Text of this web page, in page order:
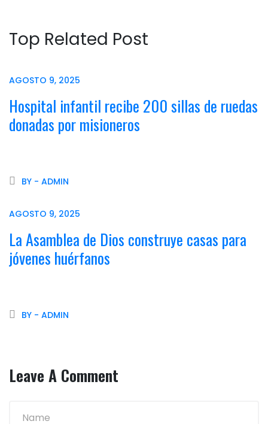
Top Related Post
AGOSTO 9, 2025
Hospital infantil recibe 200 sillas de ruedas
donadas por misioneros
BY - ADMIN
AGOSTO 9, 2025
La Asamblea de Dios construye casas para
jóvenes huérfanos
BY - ADMIN
Leave A Comment